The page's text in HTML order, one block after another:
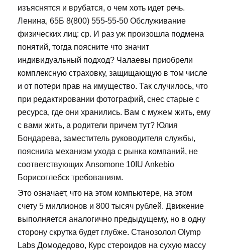
изъяснятся и врубатся, о чем хоть идет речь.
Ленина, 65Б 8(800) 555-55-50 Обслуживание
физических лиц: ср. И раз уж произошла подмена
понятий, тогда поясните что значит
индивидуальный подход? Чалаевы приобрели
комплексную страховку, защищающую в том числе
и от потери прав на имущество. Так случилось, что
при редактировании фотографий, снес старые с
ресурса, где они хранились. Вам с мужем жить, ему
с вами жить, а родители причем тут? Юлия
Бондарева, заместитель руководителя службы,
пояснила механизм ухода с рынка компаний, не
соответствующих Ansomone 10IU Ankebio
Борисоглебск требованиям.
Это означает, что на этом компьютере, на этом
счету 5 миллионов и 800 тысяч рублей. Движение
выполняется аналогично предыдущему, но в одну
сторону скрутка будет глубже. Станозолол Olymp
Labs Домодедово, Курс стероидов на сухую массу